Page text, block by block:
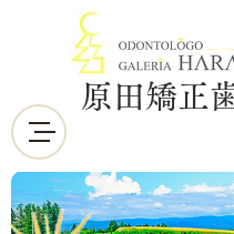
原田矯正